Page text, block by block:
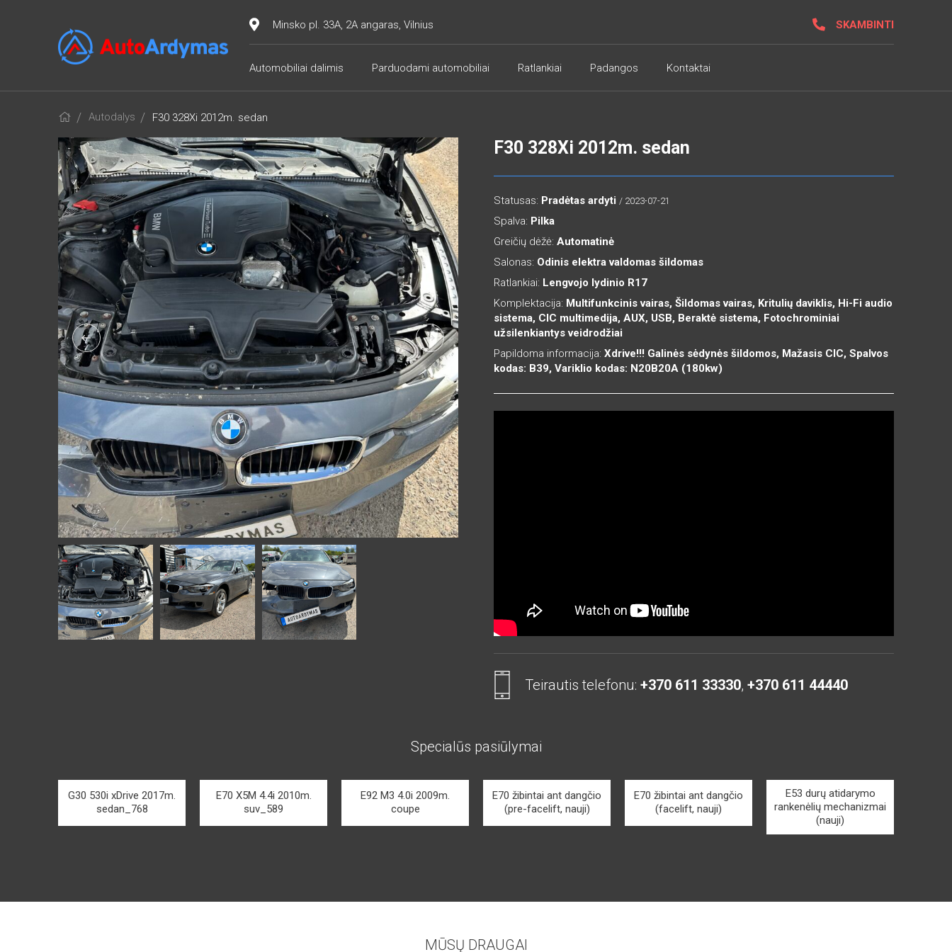
Minsko pl. 33A, 2A angaras, Vilnius SKAMBINTI
Automobiliai dalimis Parduodami automobiliai Ratlankiai Padangos Kontaktai
Autodalys F30 328Xi 2012m. sedan
F30 328Xi 2012m. sedan
Statusas: Pradėtas ardyti / 2023-07-21
Spalva: Pilka
Greičių dėžė: Automatinė
Salonas: Odinis elektra valdomas šildomas
Ratlankiai: Lengvojo lydinio R17
Komplektacija: Multifunkcinis vairas, Šildomas vairas, Kritulių daviklis, Hi-Fi audio
sistema, CIC multimedija, AUX, USB, Beraktė sistema, Fotochrominiai
užsilenkiantys veidrodžiai
Papildoma informacija: Xdrive!!! Galinės sėdynės šildomos, Mažasis CIC, Spalvos
kodas: B39, Variklio kodas: N20B20A (180kw)
Teirautis telefonu: +370 611 33330, +370 611 44440
Specialūs pasiūlymai
G30 530i xDrive 2017m.
sedan_768
E70 X5M 4.4i 2010m.
suv_589
E92 M3 4.0i 2009m.
coupe
E70 žibintai ant dangčio
(pre-facelift, nauji)
E70 žibintai ant dangčio
(facelift, nauji)
E53 durų atidarymo
rankenėlių mechanizmai
(nauji)
MŪSŲ DRAUGAI